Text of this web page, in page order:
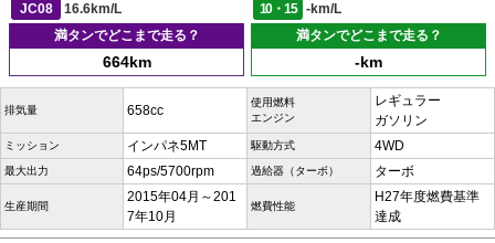
JC08
16.6km/L 10・15
-km/L
満タンでどこまで走る？
664km
満タンでどこまで走る？
-km
排気量 658cc
使用燃料
エンジン
レギュラー
ガソリン
ミッション インパネ5MT 駆動方式 4WD
最大出力 64ps/5700rpm 過給器（ターボ） ターボ
生産期間
2015年04月～201
7年10月
燃費性能
H27年度燃費基準
達成